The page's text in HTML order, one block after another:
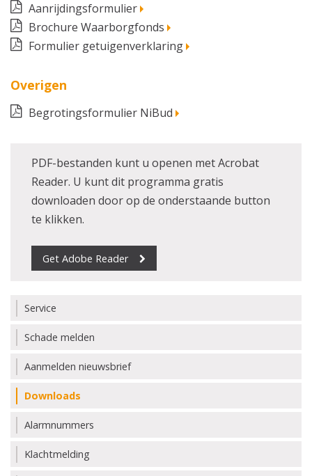
Aanrijdingsformulier
Brochure Waarborgfonds
Formulier getuigenverklaring
Overigen
Begrotingsformulier NiBud
PDF-bestanden kunt u openen met Acrobat
Reader. U kunt dit programma gratis
downloaden door op de onderstaande button
te klikken.
Get Adobe Reader
Service
Schade melden
Aanmelden nieuwsbrief
Downloads
Alarmnummers
Klachtmelding